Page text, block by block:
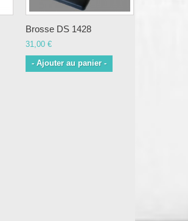
Brosse DS 1428
31,00 €
- Ajouter au panier -